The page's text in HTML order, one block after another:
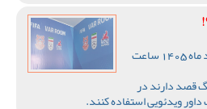
چهارشنبه 14 مرداد ماه 1405 ساعت
قصد دارند در
ویدئویی استفاده کنند.